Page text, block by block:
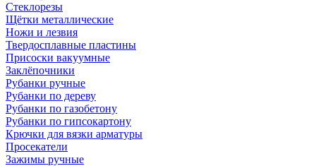
Стеклорезы
Щётки металлические
Ножи и лезвия
Твердосплавные пластины
Присоски вакуумные
Заклёпочники
Рубанки ручные
Рубанки по дереву
Рубанки по газобетону
Рубанки по гипсокартону
Крючки для вязки арматуры
Просекатели
Зажимы ручные